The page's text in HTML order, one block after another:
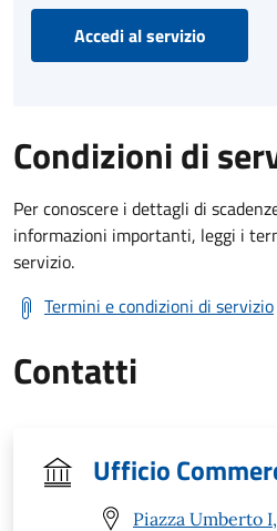
Accedi al servizio
Condizioni di
Per conoscere i dettagli di
informazioni importanti, leggi i
servizio.
Termini e condizioni di servizio
Contatti
Ufficio
Piazza Umberto